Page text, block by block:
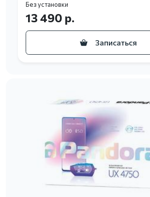
Без установки
13 490 р.
Записаться